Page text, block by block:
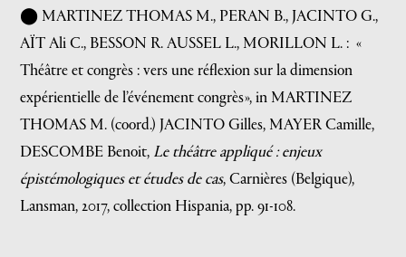
⬤ MARTINEZ THOMAS M., PERAN B., JACINTO G.,
AÏT Ali C., BESSON R. AUSSEL L., MORILLON L. : «
Théâtre et congrès : vers une réflexion sur la dimension
expérientielle de l’événement congrès», in MARTINEZ
THOMAS M. (coord.) JACINTO Gilles, MAYER Camille,
DESCOMBE Benoit, Le théâtre appliqué : enjeux
épistémologiques et études de cas, Carnières (Belgique),
Lansman, 2017, collection Hispania, pp. 91-108.